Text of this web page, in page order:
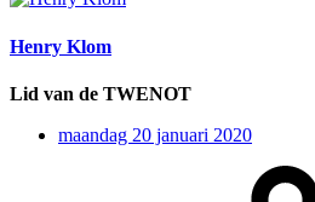
Henry Klom
Lid van de TWENOT
maandag 20 januari 2020